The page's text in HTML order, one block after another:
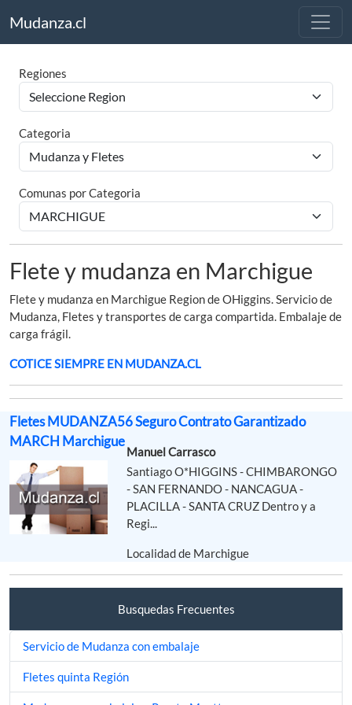
Mudanza.cl
Regiones
Categoria
Comunas por Categoria
Flete y mudanza en Marchigue
Flete y mudanza en Marchigue Region de OHiggins. Servicio de
Mudanza, Fletes y transportes de carga compartida. Embalaje de
carga frágil.
COTICE SIEMPRE EN MUDANZA.CL
Fletes MUDANZA56 Seguro Contrato Garantizado
MARCH Marchigue
Manuel Carrasco
Santiago O*HIGGINS - CHIMBARONGO
- SAN FERNANDO - NANCAGUA -
PLACILLA - SANTA CRUZ Dentro y a
Regi...
Localidad de Marchigue
Busquedas Frecuentes
Servicio de Mudanza con embalaje
Fletes quinta Región